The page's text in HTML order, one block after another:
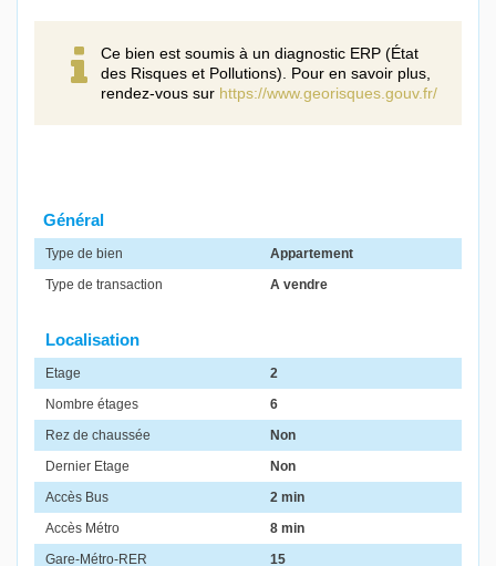
Ce bien est soumis à un diagnostic ERP (État
des Risques et Pollutions). Pour en savoir plus,
rendez-vous sur https://www.georisques.gouv.fr/
Général
Type de bien
Appartement
Type de transaction
A vendre
Localisation
Etage
2
Nombre étages
6
Rez de chaussée
Non
Dernier Etage
Non
Accès Bus
2 min
Accès Métro
8 min
Gare-Métro-RER
15